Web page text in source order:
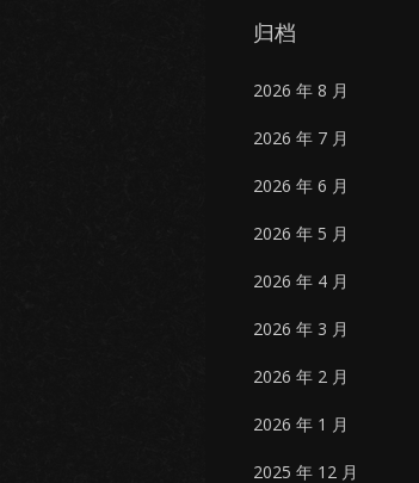
归档
2026 年 8 月
2026 年 7 月
2026 年 6 月
2026 年 5 月
2026 年 4 月
2026 年 3 月
2026 年 2 月
2026 年 1 月
2025 年 12 月